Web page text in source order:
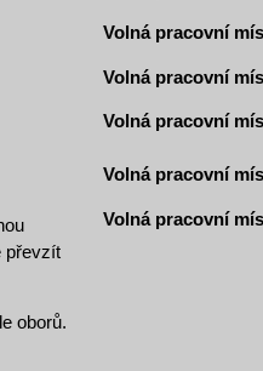
převzít
oborů.
Volná pracovní
Volná pracovní
Volná pracovní
Volná pracovní
Volná pracovní